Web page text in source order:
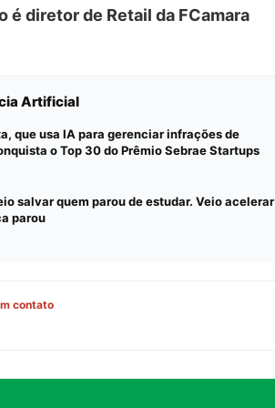
é diretor de Retail da FCamara
Artificial
que usa IA para gerenciar infrações de
o Top 30 do Prêmio Sebrae Startups
salvar quem parou de estudar. Veio acelerar
parou
contato